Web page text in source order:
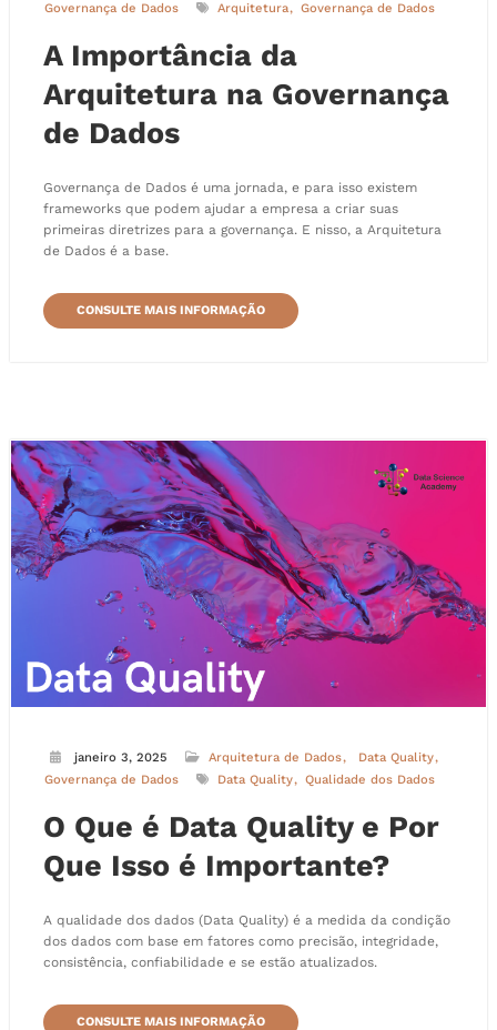
Governança de Dados
Arquitetura Governança de Dados
A Importância da
Arquitetura na Governança
de Dados
Governança de Dados é uma jornada, e para isso existem
frameworks que podem ajudar a empresa a criar suas
primeiras diretrizes para a governança. E nisso, a Arquitetura
de Dados é a base.
CONSULTE MAIS INFORMAÇÃO
janeiro 3, 2025 Arquitetura de Dados
Data Quality
Governança de Dados
Data Quality Qualidade dos Dados
O Que é Data Quality e Por
Que Isso é Importante?
A qualidade dos dados (Data Quality) é a medida da condição
dos dados com base em fatores como precisão, integridade,
consistência, confiabilidade e se estão atualizados.
CONSULTE MAIS INFORMAÇÃO